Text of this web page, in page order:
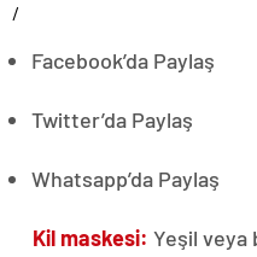
/
Facebook’da Paylaş
Twitter’da Paylaş
Whatsapp’da Paylaş
Kil maskesi: Yeşil veya